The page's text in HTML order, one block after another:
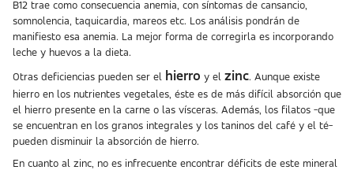
B12 trae como consecuencia anemia, con síntomas de cansancio,
somnolencia, taquicardia, mareos etc. Los análisis pondrán de
manifiesto esa anemia. La mejor forma de corregirla es incorporando
leche y huevos a la dieta.
Otras deficiencias pueden ser el hierro y el zinc. Aunque existe
hierro en los nutrientes vegetales, éste es de más difícil absorción que
el hierro presente en la carne o las vísceras. Además, los filatos -que
se encuentran en los granos integrales y los taninos del café y el té-
pueden disminuir la absorción de hierro.
En cuanto al zinc, no es infrecuente encontrar déficits de este mineral